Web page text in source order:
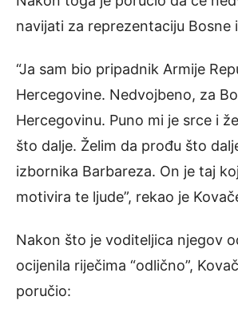
navijati za reprezentaciju Bosne
“Ja sam bio pripadnik Armije
Hercegovine. Nedvojbeno, za
Hercegovinu. Puno mi je srce i
što dalje. Želim da prođu što
izbornika Barbareza. On je taj
motivira te ljude”, rekao je
Nakon što je voditeljica njegov
ocijenila riječima “odlično”,
poručio: